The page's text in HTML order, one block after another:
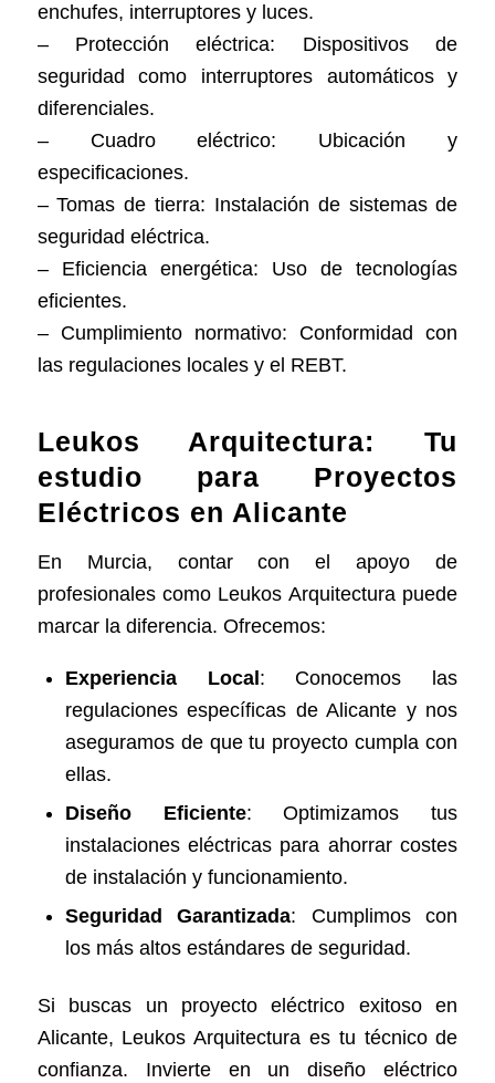
enchufes, interruptores y luces.
– Protección eléctrica: Dispositivos de
seguridad como interruptores automáticos y
diferenciales.
– Cuadro eléctrico: Ubicación y
especificaciones.
– Tomas de tierra: Instalación de sistemas de
seguridad eléctrica.
– Eficiencia energética: Uso de tecnologías
eficientes.
– Cumplimiento normativo: Conformidad con
las regulaciones locales y el REBT.
Leukos Arquitectura: Tu
estudio para Proyectos
Eléctricos en Alicante
En Murcia, contar con el apoyo de
profesionales como Leukos Arquitectura puede
marcar la diferencia. Ofrecemos:
Experiencia Local : Conocemos las
regulaciones específicas de Alicante y nos
aseguramos de que tu proyecto cumpla con
ellas.
Diseño Eficiente: Optimizamos tus
instalaciones eléctricas para ahorrar costes
de instalación y funcionamiento.
Seguridad Garantizada: Cumplimos con
los más altos estándares de seguridad.
Si buscas un proyecto eléctrico exitoso en
Alicante, Leukos Arquitectura es tu técnico de
confianza. Invierte en un diseño eléctrico